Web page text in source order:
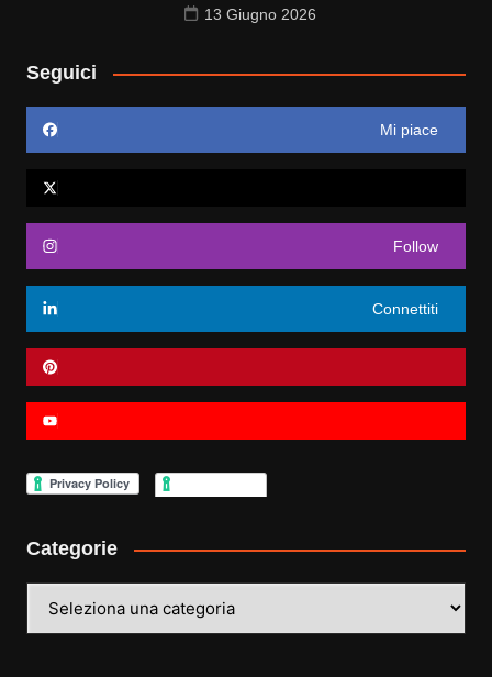
13 Giugno 2026
Seguici
Mi piace
Follow
Connettiti
Categorie